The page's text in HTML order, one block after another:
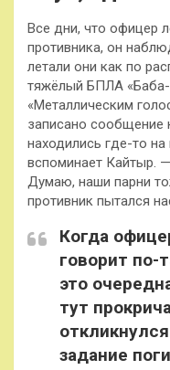
Все дни, что офицер
противника, он
летали они как по
тяжёлый БПЛА «Баба-
«Металлическим
записано
находились где-то
вспоминает Кайтыр.
Думаю, наши парни
противник пытался
Когда
говорит по-
это
тут
задание